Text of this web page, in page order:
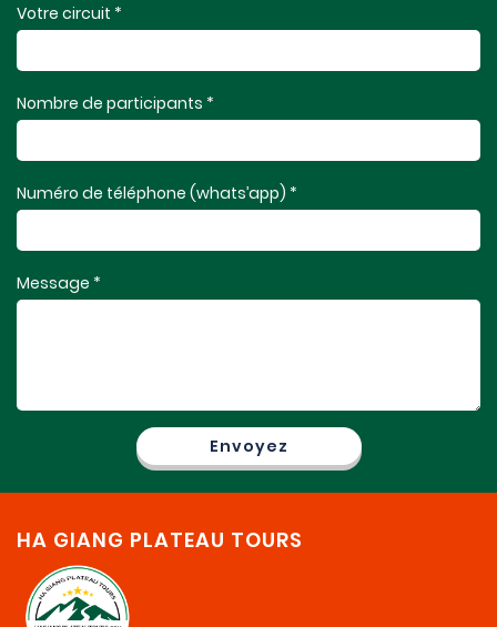
Votre circuit *
Nombre de participants *
Numéro de téléphone (whats’app) *
Message *
HA GIANG PLATEAU TOURS